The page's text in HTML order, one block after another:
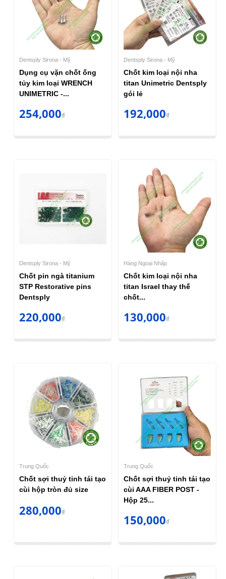
Dentsply Sirona - Mỹ
Dụng cụ vặn chốt ống
tủy kim loại WRENCH
UNIMETRIC -...
254,000₫
Dentsply Sirona - Mỹ
Chốt kim loại nội nha
titan Unimetric Dentsply
gói lẻ
192,000₫
Dentsply Sirona - Mỹ
Chốt pin ngà titanium
STP Restorative pins
Dentsply
220,000₫
Hàng Ngoại Nhập
Chốt kim loại nội nha
titan Israel thay thế
chốt...
130,000₫
Trung Quốc
Chốt sợi thuỷ tinh tái tạo
cùi hộp tròn đủ size
280,000₫
Trung Quốc
Chốt sợi thuỷ tinh tái tạo
cùi AAA FIBER POST -
Hộp 25...
150,000₫